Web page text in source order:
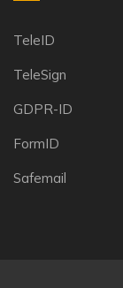
TeleID
TeleSign
GDPR-ID
FormID
Safemail